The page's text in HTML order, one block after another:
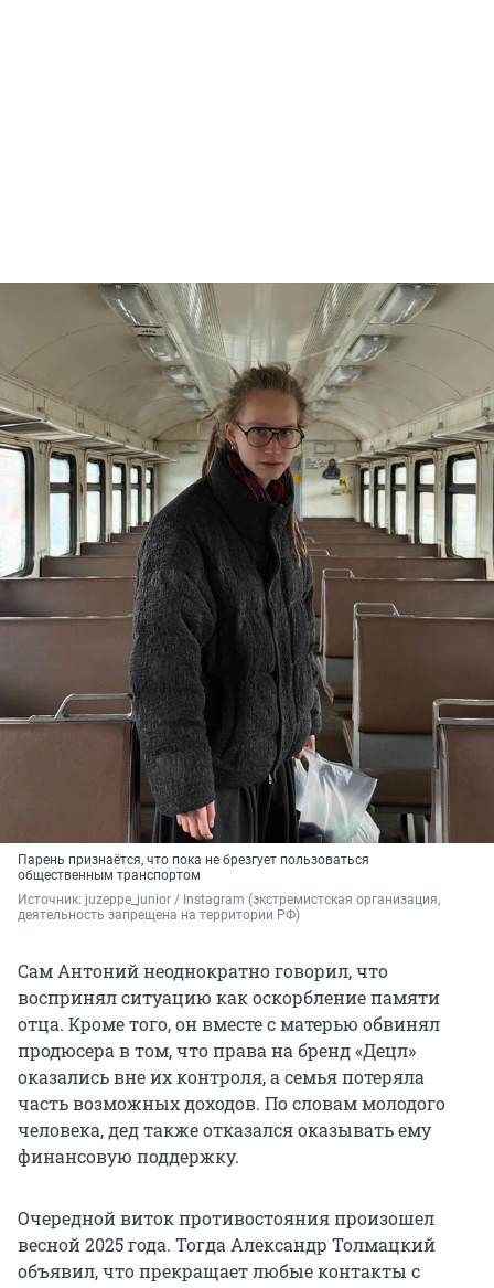
Парень признаётся, что пока не брезгует пользоваться
общественным транспортом
Источник: juzeppe_junior / Instagram (экстремистская организация,
деятельность запрещена на территории РФ)
Сам Антоний неоднократно говорил, что
воспринял ситуацию как оскорбление памяти
отца. Кроме того, он вместе с матерью обвинял
продюсера в том, что права на бренд «Децл»
оказались вне их контроля, а семья потеряла
часть возможных доходов. По словам молодого
человека, дед также отказался оказывать ему
финансовую поддержку.
Очередной виток противостояния произошел
весной 2025 года. Тогда Александр Толмацкий
объявил, что прекращает любые контакты с